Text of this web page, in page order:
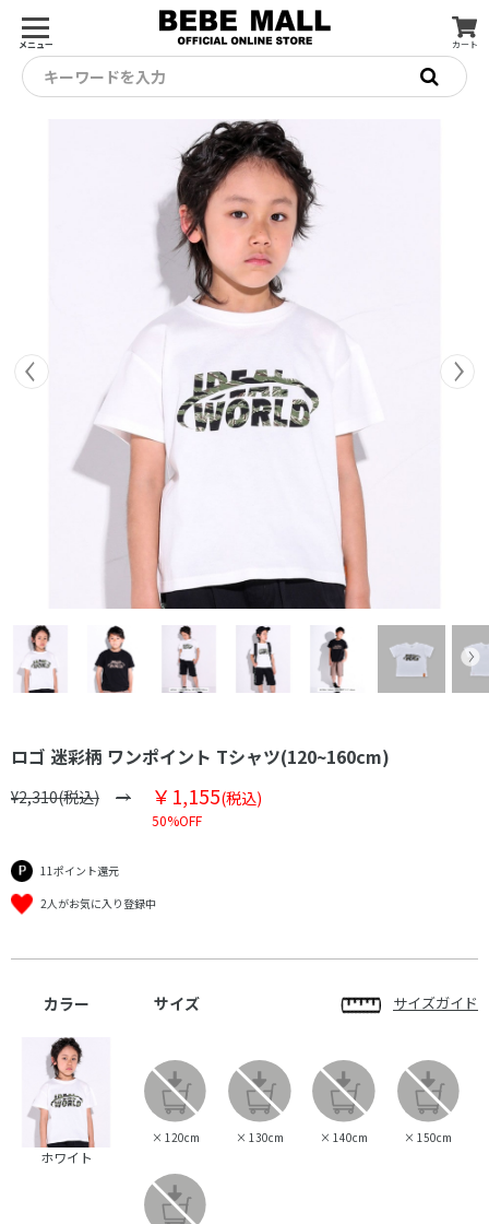
メニュー カート
キーワードを入力
ロゴ 迷彩柄 ワンポイント Tシャツ(120~160cm)
¥2,310(税込) ￥1,155(税込)
50%OFF
11ポイント還元
2人がお気に入り登録中
カラー サイズ サイズガイド
ホワイト
× 120cm × 130cm × 140cm × 150cm